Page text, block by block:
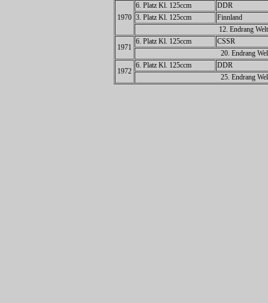
1970
6. Platz Kl. 125ccm
DDR
3. Platz Kl. 125ccm
Finnland
12. Endrang
1971
6. Platz Kl. 125ccm
CSSR
20. Endrang
1972
6. Platz Kl. 125ccm
DDR
25. Endrang